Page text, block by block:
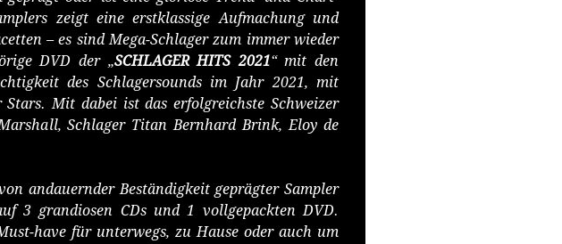
zeigt eine erstklassige Aufmachung und
– es sind Mega-Schlager zum immer wieder
DVD der „SCHLAGER HITS 2021“ mit den
des Schlagersounds im Jahr 2021, mit
Mit dabei ist das erfolgreichste Schweizer
Schlager Titan Bernhard Brink, Eloy de
andauernder Beständigkeit geprägter Sampler
3 grandiosen CDs und 1 vollgepackten DVD.
have für unterwegs, zu Hause oder auch um